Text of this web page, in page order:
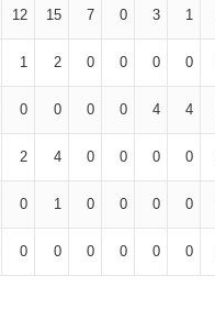
12 15 7 0 3 1
1 2 0 0 0 0
0 0 0 0 4 4
2 4 0 0 0 0
0 1 0 0 0 0
0 0 0 0 0 0